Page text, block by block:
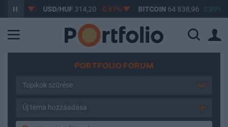
USD/HUF314,20 -0,87% BITCOIN64 838,96 0,89%
PORTFOLIO FORUM
Topikok szűrése
Új téma hozzáadása